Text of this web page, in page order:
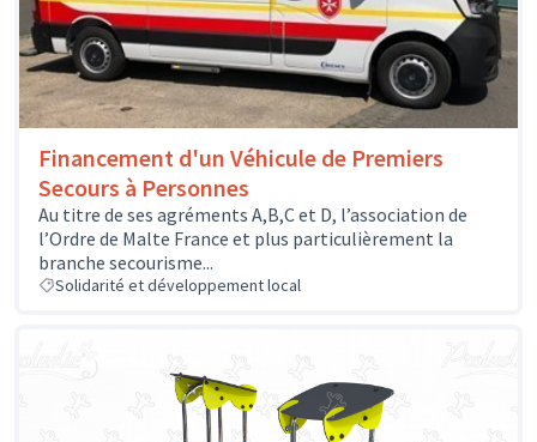
Financement d'un Véhicule de Premiers
Secours à Personnes
Au titre de ses agréments A,B,C et D, l’association de
l’Ordre de Malte France et plus particulièrement la
branche secourisme...
Solidarité et développement local